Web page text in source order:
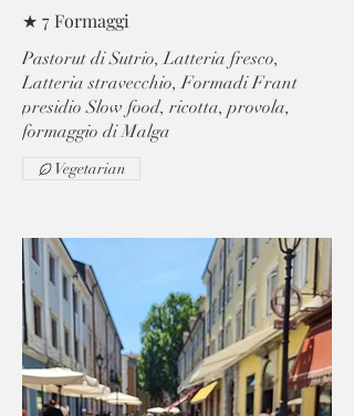
★ 7 Formaggi
Pastorut di Sutrio, Latteria fresco,
Latteria stravecchio, Formadi Frant
presidio Slow food, ricotta, provola,
formaggio di Malga
Vegetarian